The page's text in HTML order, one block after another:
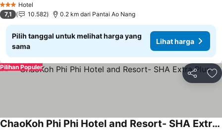
3 BintangHotel
7,1 10.582 0.2 km dari Pantai Ao Nang
Pilih tanggal untuk melihat harga yang
sama
Lihat harga
Bagikan
Pilihan Populer
ChaoKoh Phi Phi Hotel and Resort- SHA Extra Plus